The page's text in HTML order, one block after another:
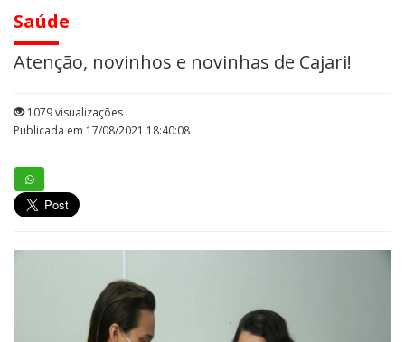
Saúde
Atenção, novinhos e novinhas de Cajari!
1079 visualizações
Publicada em 17/08/2021 18:40:08